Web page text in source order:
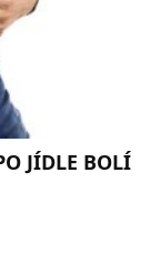
JÍDLE BOLÍ